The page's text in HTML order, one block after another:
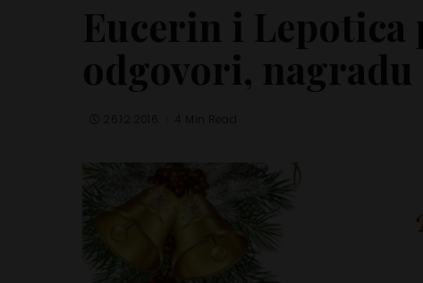
Eucerin i
odgovori, nagradu
4 Min Read